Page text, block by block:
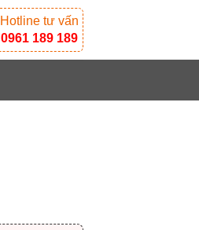
Hotline tư vấn
0961 189 189